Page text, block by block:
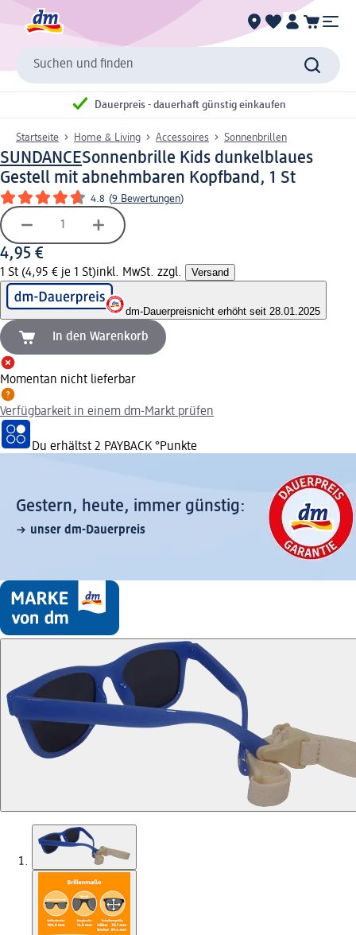
Suchen und finden
Dauerpreis - dauerhaft günstig einkaufen
Startseite Home & Living Accessoires Sonnenbrillen
SUNDANCESonnenbrille Kids dunkelblaues
Gestell mit abnehmbaren Kopfband, 1 St
4.8 (9 Bewertungen)
4,95 €
1 St (4,95 € je 1 St)inkl. MwSt. zzgl. Versand
dm-Dauerpreisnicht erhöht seit 28.01.2025
In den Warenkorb
Momentan nicht lieferbar
Verfügbarkeit in einem dm-Markt prüfen
Du erhältst 2 PAYBACK °Punkte
Gestern, heute, immer günstig:
unser dm-Dauerpreis